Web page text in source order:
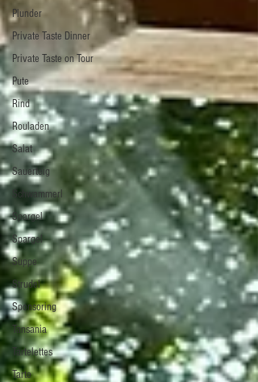
Plunder
Private Taste Dinner
Private Taste on Tour
Pute
Rind
Rouladen
Salat
Sauerteig
Schwammerl
Spargel
Spargel
Suppe
Strudel
Sponsoring
Tansania
Tartelettes
Tarte